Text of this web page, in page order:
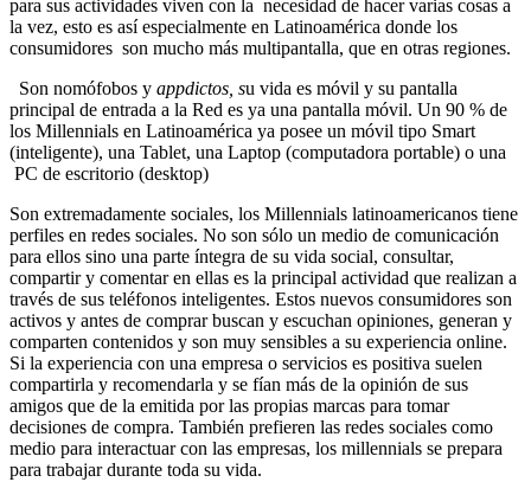
para sus actividades viven con la necesidad de hacer varias cosas a
la vez, esto es así especialmente en Latinoamérica donde los
consumidores son mucho más multipantalla, que en otras regiones.
Son nomófobos y appdictos, su vida es móvil y su pantalla
principal de entrada a la Red es ya una pantalla móvil. Un 90 % de
los Millennials en Latinoamérica ya posee un móvil tipo Smart
(inteligente), una Tablet, una Laptop (computadora portable) o una
PC de escritorio (desktop)
Son extremadamente sociales, los Millennials latinoamericanos tiene
perfiles en redes sociales. No son sólo un medio de comunicación
para ellos sino una parte íntegra de su vida social, consultar,
compartir y comentar en ellas es la principal actividad que realizan a
través de sus teléfonos inteligentes. Estos nuevos consumidores son
activos y antes de comprar buscan y escuchan opiniones, generan y
comparten contenidos y son muy sensibles a su experiencia online.
Si la experiencia con una empresa o servicios es positiva suelen
compartirla y recomendarla y se fían más de la opinión de sus
amigos que de la emitida por las propias marcas para tomar
decisiones de compra. También prefieren las redes sociales como
medio para interactuar con las empresas, los millennials se prepara
para trabajar durante toda su vida.